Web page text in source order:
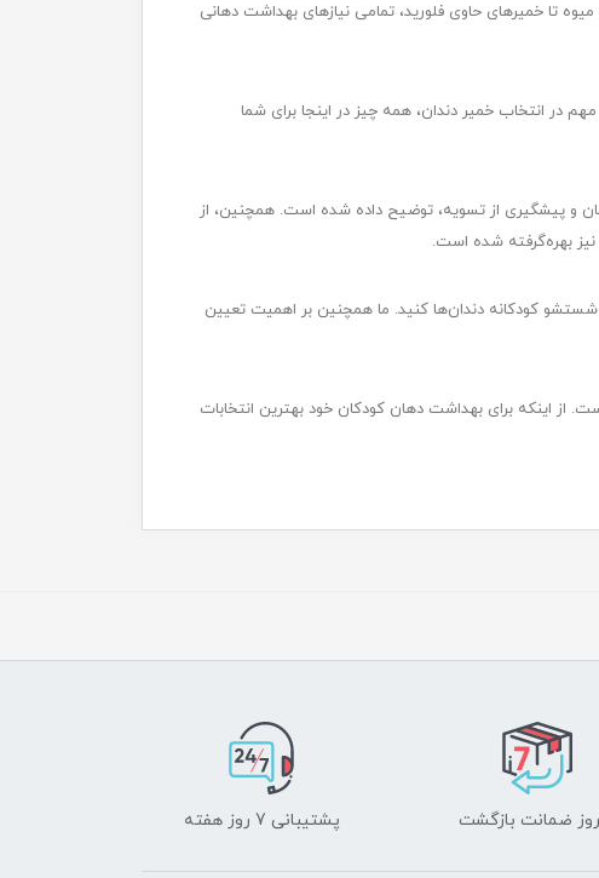
تا خمیرهای حاوی فلورید، تمامی نیازهای بهداشت دهانی
در انتخاب خمیر دندان، همه چیز در اینجا برای شما
و پیشگیری از تسویه، توضیح داده شده است. همچنین، از
نیز بهره‌گرفته شده است.
توصیه می‌کنیم که از هنگام ظهور اولین دندان (معمولاً در حدود 6 ماهگی) شروع به شستشو کودکانه دندان‌ها کنید. ما همچنین بر اهمیت تعیین
از اینکه برای بهداشت دهان کودکان خود بهترین انتخابات
پشتیبانی 7 روز هفته